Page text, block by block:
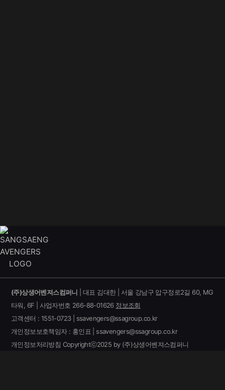
(주)상생어벤져스컴퍼니 | 대표 김대한 | 서울 강남구 압구정로2길 60, MG
타워, 6F | 사업자번호 266-88-01626 정보조회
고객센터 : 1551-0723 | ssavengers@ssagroup.co.kr
개인정보보호책임자 : 홍인표 | ssavengers@ssagroup.co.kr
개인정보처리방침 Copyrightⓒ2025 by (주)상생어벤져스컴퍼니